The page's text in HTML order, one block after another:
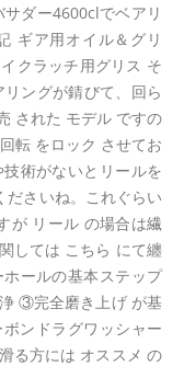
ダー4600clでベアリ
ギア用オイル＆グリ
クラッチ用グリス そ
ングが錆びて、回ら
された モデル ですの
転 をロック させてお
術がないとリールを
ださいね。これぐらい
が リール の場合は繊
しては こちら にて纏
ールの基本ステップ
③完全磨き上げ が基
ンドラグワッシャー
る方には オススメ の